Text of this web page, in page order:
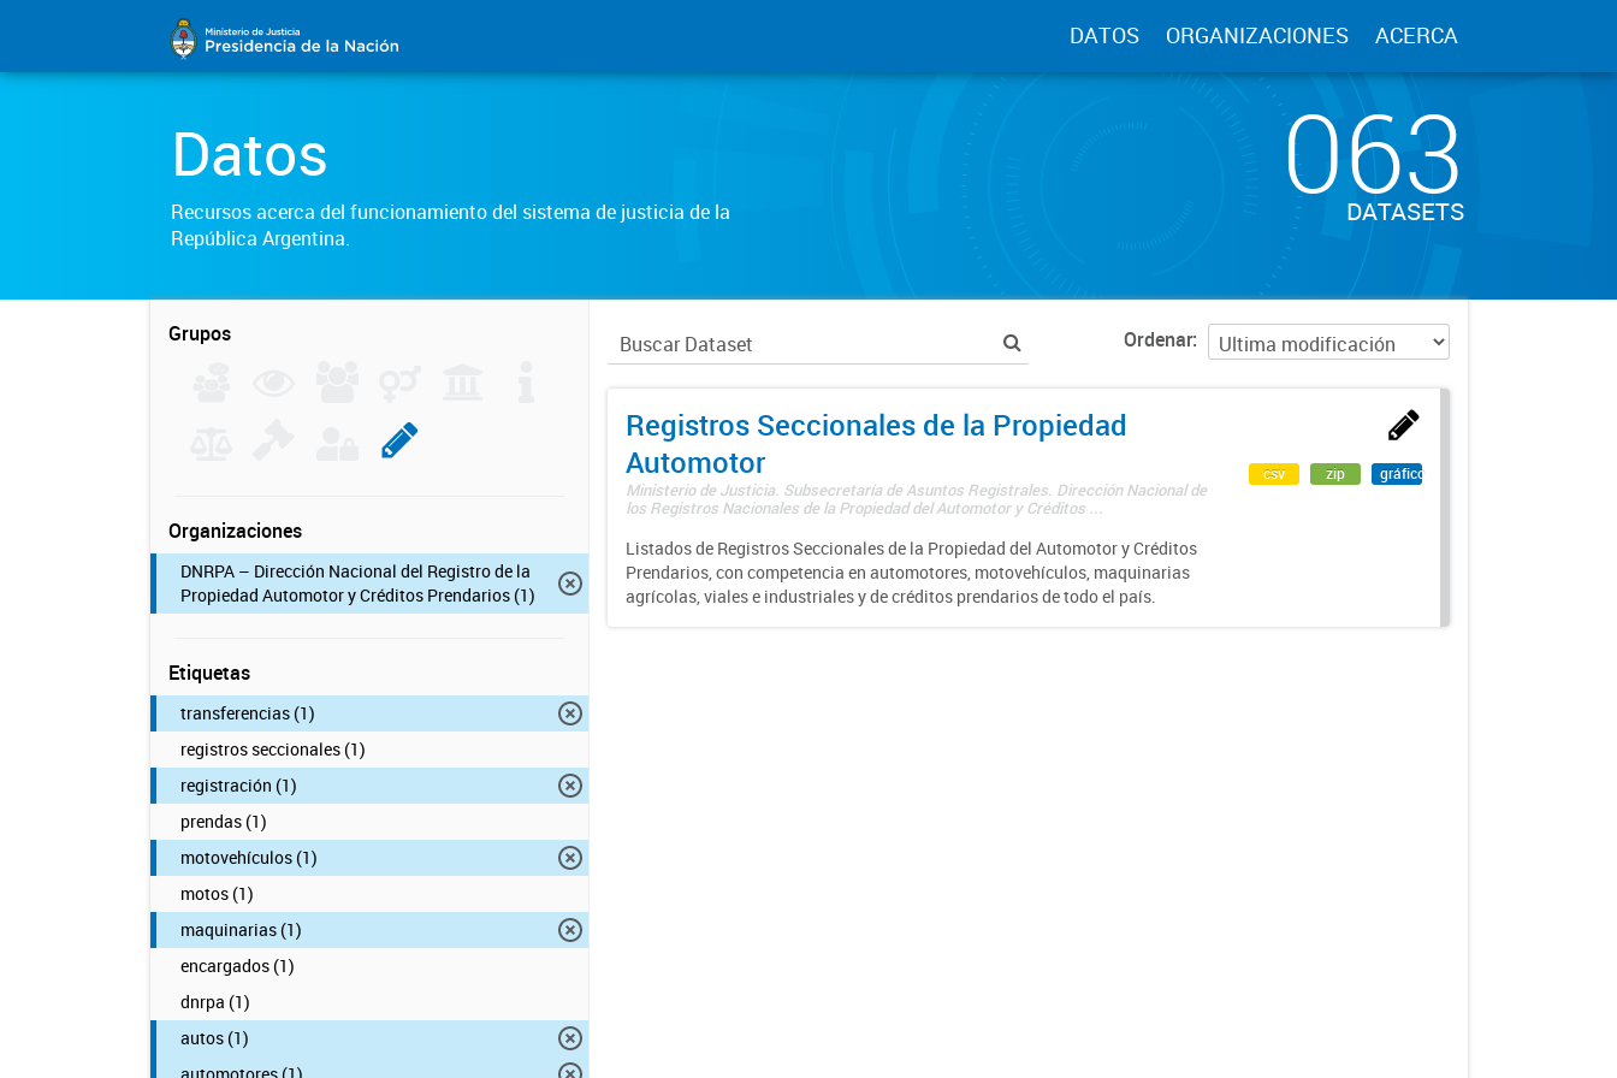
DATOS ORGANIZACIONES ACERCA
Datos
Recursos acerca del funcionamiento del sistema de justicia de la
República Argentina.
063
DATASETS
Grupos
Organizaciones
DNRPA – Dirección Nacional del Registro de la
Propiedad Automotor y Créditos Prendarios (1)
Etiquetas
transferencias (1)
registros seccionales (1)
registración (1)
prendas (1)
motovehículos (1)
motos (1)
maquinarias (1)
encargados (1)
dnrpa (1)
autos (1)
Ordenar
Registros Seccionales de la Propiedad
Automotor
Ministerio de Justicia. Subsecretaría de Asuntos Registrales. Dirección Nacional de
los Registros Nacionales de la Propiedad del Automotor y Créditos ...
Listados de Registros Seccionales de la Propiedad del Automotor y Créditos
Prendarios, con competencia en automotores, motovehículos, maquinarias
agrícolas, viales e industriales y de créditos prendarios de todo el país.
csv zip gráfico